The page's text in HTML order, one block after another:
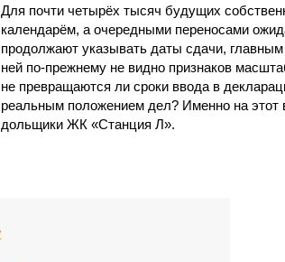
Для почти четырёх тысяч будущих
календарём, а очередными переносами
продолжают указывать даты сдачи,
ней по-прежнему не видно признаков
не превращаются ли сроки ввода в
реальным положением дел? Именно на этот
дольщики ЖК «Станция Л».